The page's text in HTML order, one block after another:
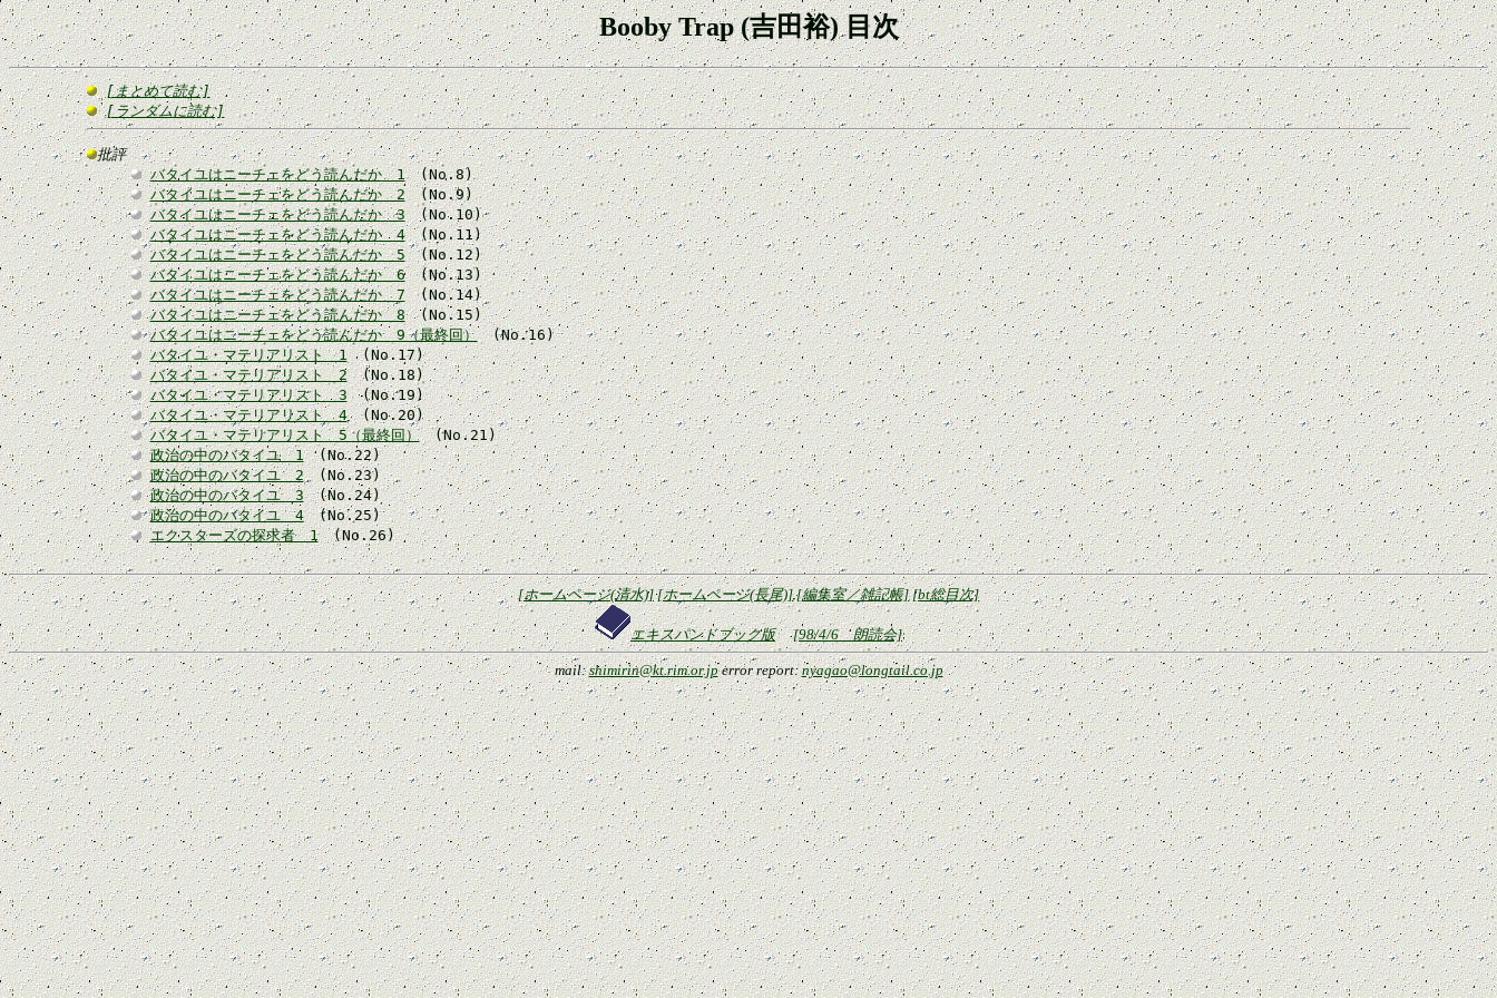
Booby Trap (吉田裕) 目次
[まとめて読む]
[ランダムに読む]
批評
バタイユはニーチェをどう読んだか 1(No.8)
バタイユはニーチェをどう読んだか 2(No.9)
バタイユはニーチェをどう読んだか 3(No.10)
バタイユはニーチェをどう読んだか 4(No.11)
バタイユはニーチェをどう読んだか 5(No.12)
バタイユはニーチェをどう読んだか 6(No.13)
バタイユはニーチェをどう読んだか 7 (No.14)
バタイユはニーチェをどう読んだか 8(No.15)
バタイユはニーチェをどう読んだか 9（最終回）(No.16)
バタイユ・マテリアリスト 1(No.17)
バタイユ・マテリアリスト 2(No.18)
バタイユ・マテリアリスト 3(No.19)
バタイユ・マテリアリスト 4(No.20)
バタイユ・マテリアリスト 5（最終回）(No.21)
政治の中のバタイユ 1(No.22)
政治の中のバタイユ 2(No.23)
政治の中のバタイユ 3(No.24)
政治の中のバタイユ 4(No.25)
エクスターズの探求者 1(No.26)
[ホームページ(清水)] [ホームページ(長尾)] [編集室／雑記帳] [bt総目次]
エキスパンドブック版 [98/4/6 朗読会]
mail:shimirin@kt.rim.or.jperror report:nyagao@longtail.co.jp